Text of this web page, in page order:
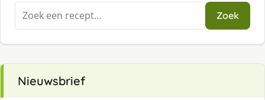
Zoeken
naar:
Zoek
Nieuwsbrief